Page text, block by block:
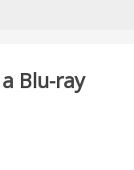
Blu-ray